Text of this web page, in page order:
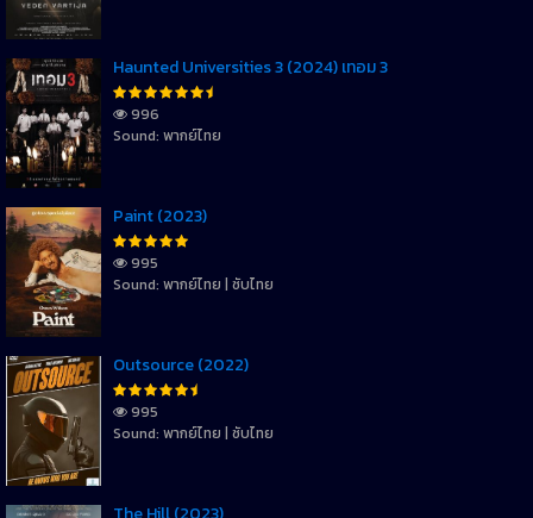
Haunted Universities 3 (2024) เทอม 3
996
Sound: พากย์ไทย
Paint (2023)
995
Sound: พากย์ไทย | ซับไทย
Outsource (2022)
995
Sound: พากย์ไทย | ซับไทย